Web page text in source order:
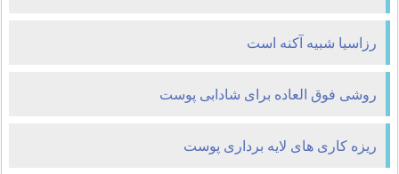
رزاسیا شبیه آکنه است
روشی فوق العاده برای شادابی پوست
ریزه کاری های لایه برداری پوست